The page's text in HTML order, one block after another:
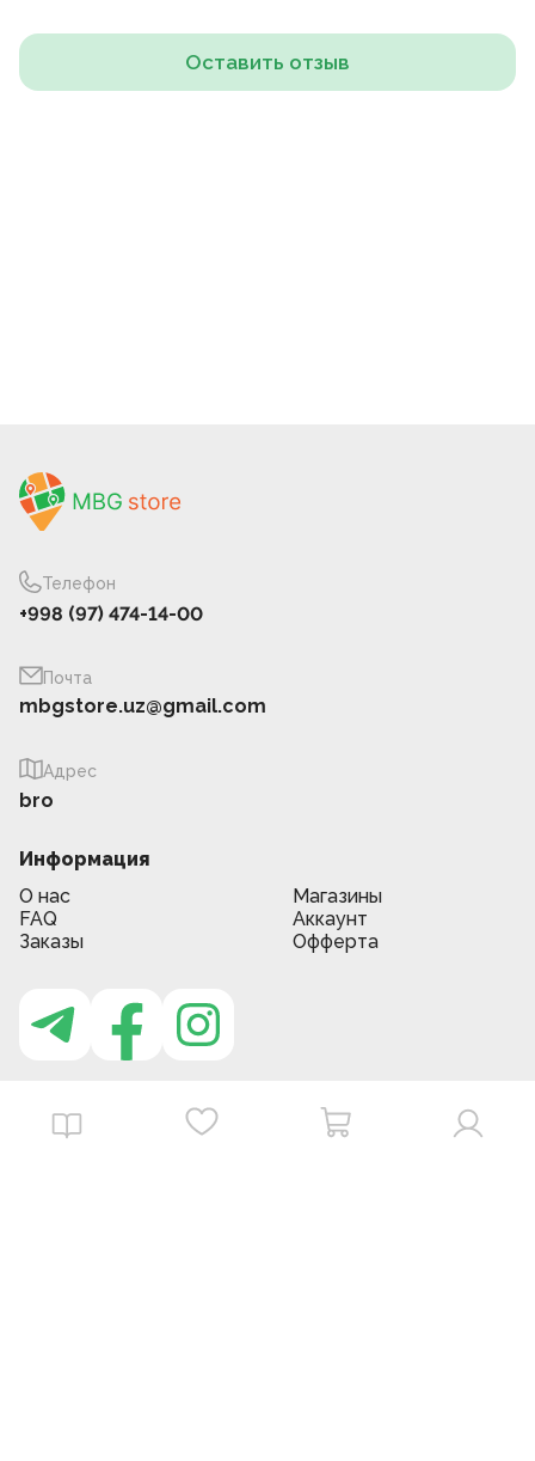
Оставить отзыв
Телефон
+998 (97) 474-14-00
Почта
mbgstore.uz@gmail.com
Адрес
bro
Информация
О нас
Магазины
FAQ
Аккаунт
Заказы
Офферта
Приложение MBG store